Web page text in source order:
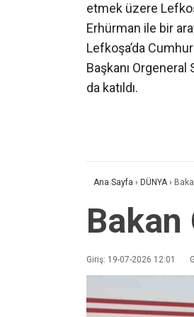
etmek üzere
Erhürman ile bir
Lefkoşa’da
Başkanı Orgeneral
da katıldı.
Ana Sayfa › DÜNYA ›
Bakan
Giriş: 19-07-2026 12:01